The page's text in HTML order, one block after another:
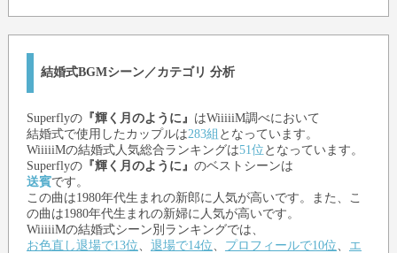
結婚式BGMシーン／カテゴリ 分析
Superflyの『輝く月のように』 はWiiiiiM調べにおいて
結婚式で使用したカップルは283組 となっています。
WiiiiiMの結婚式人気総合ランキングは51位 となっています。
Superflyの『輝く月のように』 のベストシーンは
送賓です。
この曲は1980年代生まれの新郎に人気が高いです。また、こ
の曲は1980年代生まれの新婦に人気が高いです。
WiiiiiMの結婚式シーン別ランキングでは、
お色直し退場で13位
退場で14位 プロフィールで10位
エ